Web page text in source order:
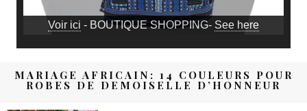
Voir ici - BOUTIQUE SHOPPING- See here
MARIAGE AFRICAIN: 14 COULEURS POUR
ROBES DE DEMOISELLE D’HONNEUR